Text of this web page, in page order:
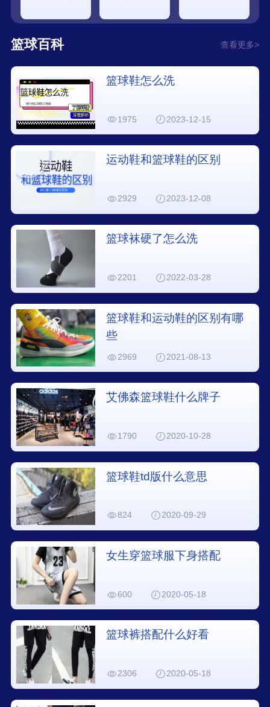
篮球百科 查看更多>
篮球鞋怎么洗
1975 2023-12-15
运动鞋和篮球鞋的区别
2929 2023-12-08
篮球袜硬了怎么洗
2201 2022-03-28
篮球鞋和运动鞋的区别有哪
些
2969 2021-08-13
艾佛森篮球鞋什么牌子
1790 2020-10-28
篮球鞋td版什么意思
824 2020-09-29
女生穿篮球服下身搭配
600 2020-05-18
篮球裤搭配什么好看
2306 2020-05-18